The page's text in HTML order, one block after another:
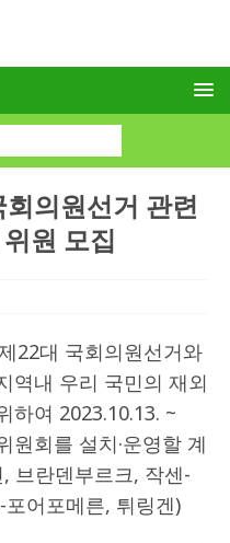
의원선거 관련
원 모집
22대 국회의원선거와
역내 우리 국민의 재외
하여 2023.10.13. ~
원회를 설치·운영할 계
브란덴부르크, 작센-
어포메른, 튀링겐)